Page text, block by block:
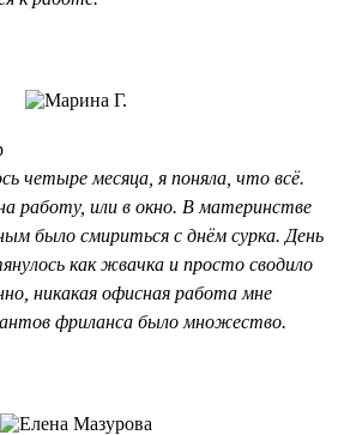
четыре месяца, я поняла, что всё.
работу, или в окно. В материнстве
было смириться с днём сурка. День
как жвачка и просто сводило
никакая офисная работа мне
фриланса было множество.